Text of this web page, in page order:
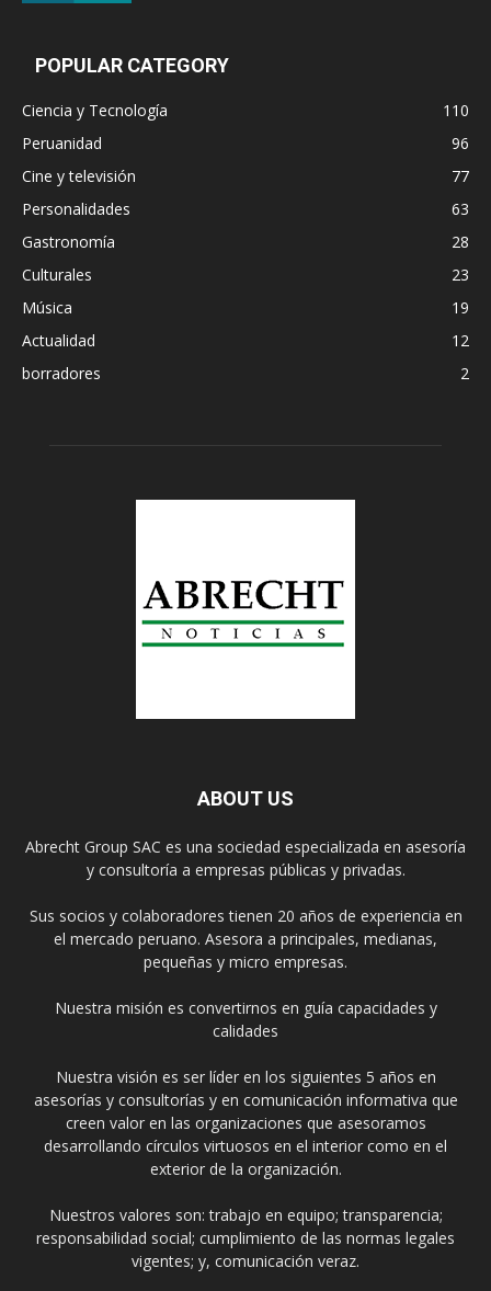
POPULAR CATEGORY
Ciencia y Tecnología
110
Peruanidad
96
Cine y televisión
77
Personalidades
63
Gastronomía
28
Culturales
23
Música
19
Actualidad
12
borradores
2
ABOUT US
Abrecht Group SAC es una sociedad especializada en asesoría
y consultoría a empresas públicas y privadas.
Sus socios y colaboradores tienen 20 años de experiencia en
el mercado peruano. Asesora a principales, medianas,
pequeñas y micro empresas.
Nuestra misión es convertirnos en guía capacidades y
calidades
Nuestra visión es ser líder en los siguientes 5 años en
asesorías y consultorías y en comunicación informativa que
creen valor en las organizaciones que asesoramos
desarrollando círculos virtuosos en el interior como en el
exterior de la organización.
Nuestros valores son: trabajo en equipo; transparencia;
responsabilidad social; cumplimiento de las normas legales
vigentes; y, comunicación veraz.